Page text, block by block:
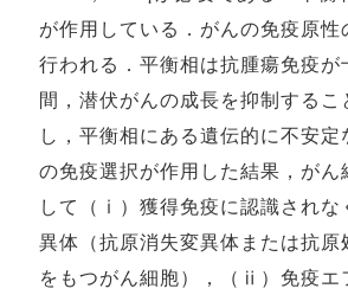
が作用している．がんの免疫原性
行われる．平衡相は抗腫瘍免疫が
間，潜伏がんの成長を抑制するこ
し，平衡相にある遺伝的に不安定
の免疫選択が作用した結果，がん
して（ⅰ）獲得免疫に認識されな
異体（抗原消失変異体または抗原
をもつがん細胞），（ⅱ）免疫エ